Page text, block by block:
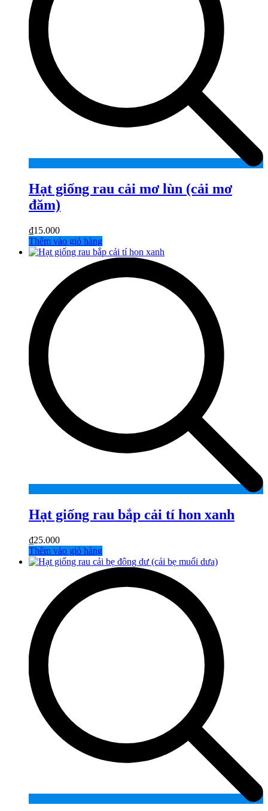
Hạt giống rau cải mơ lùn (cải mơ
đăm)
₫15.000
Thêm vào giỏ hàng
Hạt giống rau bắp cải tí hon xanh
₫25.000
Thêm vào giỏ hàng